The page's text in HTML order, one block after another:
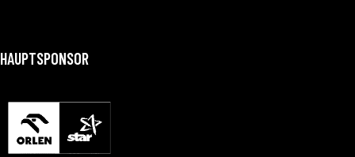
HAUPTSPONSOR